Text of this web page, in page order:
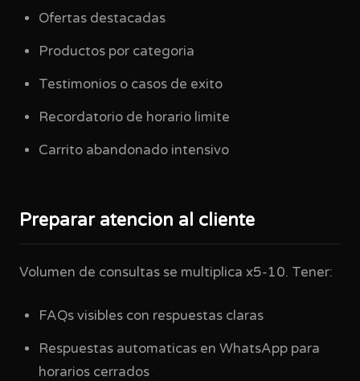
Ofertas destacadas
Productos por categoria
Testimonios o casos de exito
Recordatorio de horario limite
Carrito abandonado intensivo
Preparar atencion al cliente
Volumen de consultas se multiplica x5-10. Tener:
FAQs visibles con respuestas claras
Respuestas automaticas en WhatsApp para
horarios cerrados